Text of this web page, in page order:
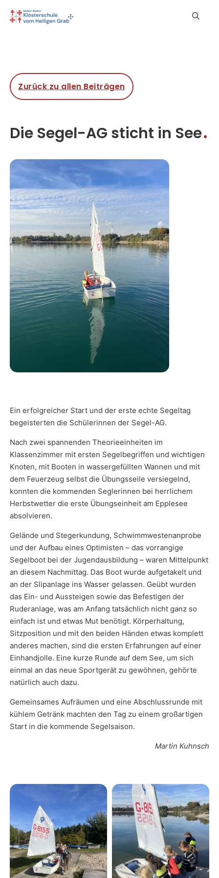
Zurück zu allen Beiträgen
Die Segel-AG sticht in See
Ein erfolgreicher Start und der erste echte Segeltag
begeisterten die Schülerinnen der Segel-AG.
Nach zwei spannenden Theorieeinheiten im
Klassenzimmer mit ersten Segelbegriffen und wichtigen
Knoten, mit Booten in wassergefüllten Wannen und mit
dem Feuerzeug selbst die Übungsseile versiegelnd,
konnten die kommenden Seglerinnen bei herrlichem
Herbstwetter die erste Übungseinheit am Epplesee
absolvieren.
Gelände und Stegerkundung, Schwimmwestenanprobe
und der Aufbau eines Optimisten – das vorrangige
Segelboot bei der Jugendausbildung – waren Mittelpunkt
an diesem Nachmittag. Das Boot wurde aufgetakelt und
an der Slipanlage ins Wasser gelassen. Geübt wurden
das Ein- und Aussteigen sowie das Befestigen der
Ruderanlage, was am Anfang tatsächlich nicht ganz so
einfach ist und etwas Mut benötigt. Körperhaltung,
Sitzposition und mit den beiden Händen etwas komplett
anderes machen, sind die ersten Erfahrungen auf einer
Einhandjolle. Eine kurze Runde auf dem See, um sich
einmal an das neue Sportgerät zu gewöhnen, gehörte
natürlich auch dazu.
Gemeinsames Aufräumen und eine Abschlussrunde mit
kühlem Getränk machten den Tag zu einem großartigen
Start in die kommende Segelsaison.
Martin Kuhnsch